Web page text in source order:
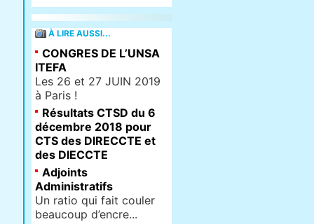
À LIRE AUSSI...
CONGRES DE L’UNSA
ITEFA
Les 26 et 27 JUIN 2019
à Paris !
Résultats CTSD du 6
décembre 2018 pour
CTS des DIRECCTE et
des DIECCTE
Adjoints
Administratifs
Un ratio qui fait couler
beaucoup d’encre...